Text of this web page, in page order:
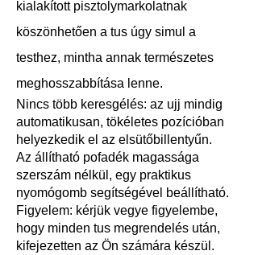
kialakított pisztolymarkolatnak
köszönhetően a tus úgy simul a
testhez, mintha annak természetes
meghosszabbítása lenne.
Nincs több keresgélés: az ujj mindig
automatikusan, tökéletes pozícióban
helyezkedik el az elsütőbillentyűn.
Az állítható pofadék magassága
szerszám nélkül, egy praktikus
nyomógomb segítségével beállítható.
Figyelem: kérjük vegye figyelembe,
hogy minden tus megrendelés után,
kifejezetten az Ön számára készül.